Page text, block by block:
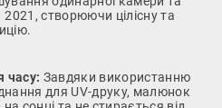
створюючи цілісну та
часу: Завдяки використанню
для UV-друку, малюнок